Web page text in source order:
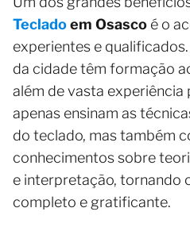
Tecladoem Osasco é o
experientes e
da cidade têm formação
além de vasta experiência
apenas ensinam as
do teclado, mas também
conhecimentos sobre
e interpretação, tornando
completo e gratificante.